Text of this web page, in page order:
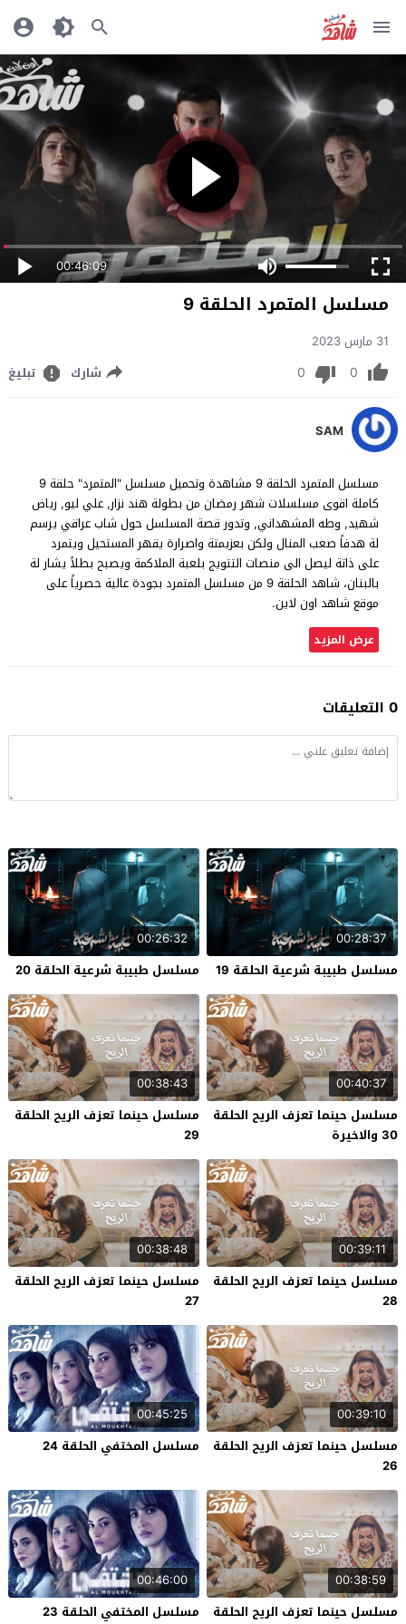
00:46:09
مسلسل المتمرد الحلقة 9
31 مارس 2023
0
0 شارك تبليغ
SAM
مسلسل المتمرد الحلقة 9 مشاهدة وتحميل مسلسل "المتمرد" حلقة 9
كاملة اقوى مسلسلات شهر رمضان من بطولة هند نزار, علي ليو, رياض
شهيد, وطه المشهداني, وتدور قصة المسلسل حول شاب عراقي يرسم
لة هدفاً صعب المنال ولكن بعزيمتة واصرارة يقهر المستحيل ويتمرد
على ذاتة ليصل الى منصات التتويج بلعبة الملاكمة ويصبح بطلاً يشار لة
بالبنان، شاهد الحلقة 9 من مسلسل المتمرد بجودة عالية حصرياً على
موقع شاهد اون لاين.
عرض المزيد
0 التعليقات
00:28:37
مسلسل طبيبة شرعية الحلقة 19
00:26:32
مسلسل طبيبة شرعية الحلقة 20
00:40:37
مسلسل حينما تعزف الريح الحلقة
30 والاخيرة
00:38:43
مسلسل حينما تعزف الريح الحلقة
29
00:39:11
مسلسل حينما تعزف الريح الحلقة
28
00:38:48
مسلسل حينما تعزف الريح الحلقة
27
00:39:10
مسلسل حينما تعزف الريح الحلقة
26
00:45:25
مسلسل المختفي الحلقة 24
00:38:59
مسلسل حينما تعزف الريح الحلقة
00:46:00
مسلسل المختفي الحلقة 23